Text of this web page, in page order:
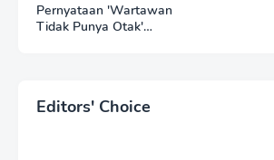
Pernyataan 'Wartawan
Tidak Punya Otak'
Editors' Choice